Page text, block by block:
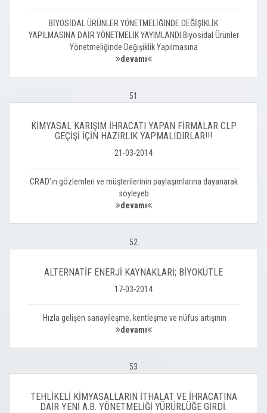
BİYOSİDAL ÜRÜNLER YÖNETMELİĞİNDE DEĞİŞİKLİK
YAPILMASINA DAİR YÖNETMELİK YAYIMLANDI.Biyosidal Ürünler
Yönetmeliğinde Değişiklik Yapılmasına
devamı
51
KİMYASAL KARIŞIM İHRACATI YAPAN FİRMALAR CLP
GEÇİŞİ İÇİN HAZIRLIK YAPMALIDIRLAR!!!
21-03-2014
CRAD’ın gözlemleri ve müşterilerinin paylaşımlarına dayanarak
söyleyeb
devamı
52
ALTERNATİF ENERJİ KAYNAKLARI; BİYOKÜTLE
17-03-2014
Hızla gelişen sanayileşme, kentleşme ve nüfus artışının
devamı
53
TEHLİKELİ KİMYASALLARIN İTHALAT VE İHRACATINA
DAİR YENİ A.B. YÖNETMELİĞİ YÜRÜRLÜĞE GİRDİ.